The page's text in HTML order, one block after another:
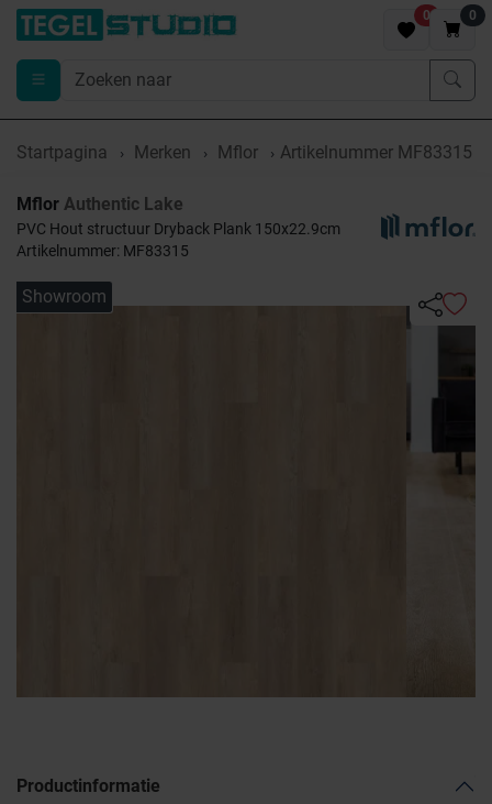
0 0
Startpagina Merken Mflor Artikelnummer MF83315
Mflor Authentic Lake
PVC Hout structuur Dryback Plank 150x22.9cm
Artikelnummer: MF83315
Showroom
Productinformatie